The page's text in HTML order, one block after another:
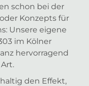
schon bei der
Konzepts für
Unsere eigene
im Kölner
hervorragend
den Effekt,